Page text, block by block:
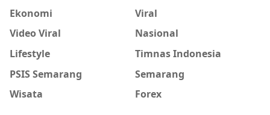
Ekonomi
Viral
Video Viral
Nasional
Lifestyle
Timnas Indonesia
PSIS Semarang
Semarang
Wisata
Forex